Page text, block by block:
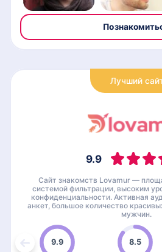
Лучший
Сайт знакомств Lovamur —
системой фильтрации, высоким
конфиденциальности. Активная
анкет, большое количество
мужчин.
9.9 8.5
9.9